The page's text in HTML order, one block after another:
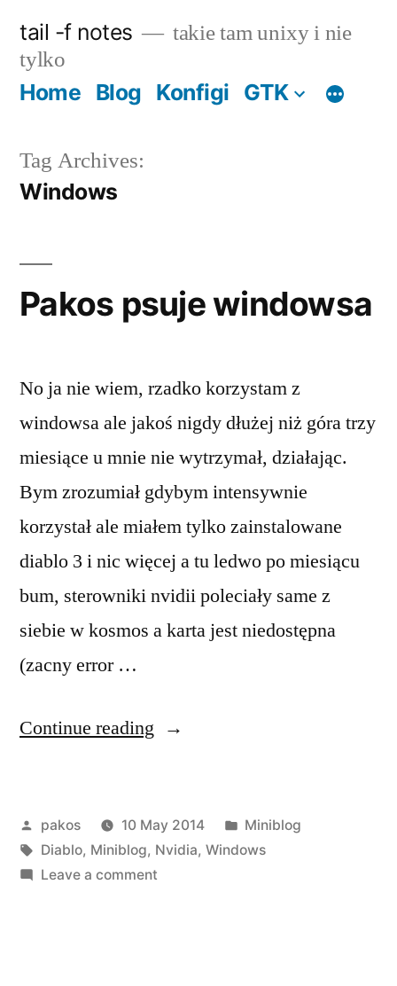
content
tail -f notes
takie tam unixy i nie
tylko
Home Blog Konfigi GTK
Tag Archives:
Windows
Pakos psuje windowsa
No ja nie wiem, rzadko korzystam z
windowsa ale jakoś nigdy dłużej niż góra trzy
miesiące u mnie nie wytrzymał, działając.
Bym zrozumiał gdybym intensywnie
korzystał ale miałem tylko zainstalowane
diablo 3 i nic więcej a tu ledwo po miesiącu
bum, sterowniki nvidii poleciały same z
siebie w kosmos a karta jest niedostępna
(zacny error …
Continue reading “Pakos
Posted
by
pakos 10 May 2014
Posted
in
Miniblog
Tags:
Diablo, Miniblog, Nvidia, Windows
Leave a commenton